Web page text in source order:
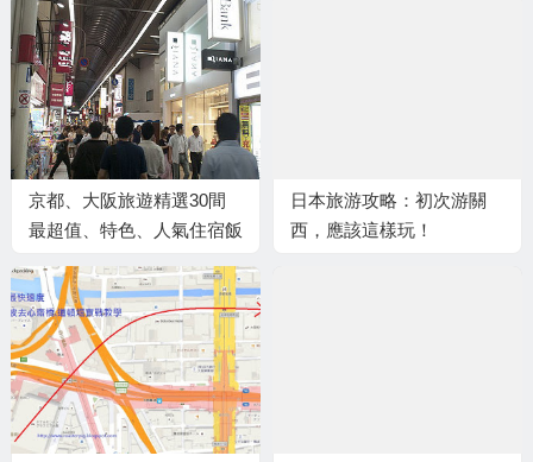
京都、大阪旅遊精選30間
最超值、特色、人氣住宿飯
日本旅游攻略：初次游關
西，應該這樣玩！